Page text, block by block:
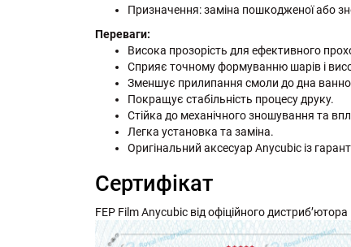
Призначення: заміна пошкодженої або
Переваги:
Висока прозорість для ефективного
Сприяє точному формуванню шарів і
Зменшує прилипання смоли до дна
Покращує стабільність процесу друку.
Стійка до механічного зношування та
Легка установка та заміна.
Оригінальний аксесуар Anycubic із
Сертифікат
FEP Film Anycubic від офіційного